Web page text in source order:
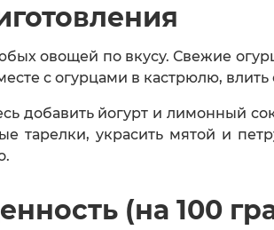
овощей по вкусу. Свежие
с огурцами в кастрюлю,
добавить йогурт и лимонный
тарелки, украсить мятой и
(на 100